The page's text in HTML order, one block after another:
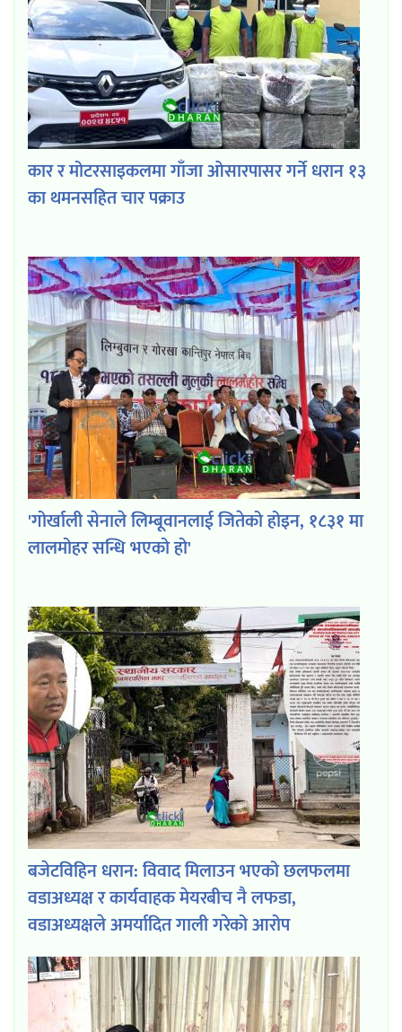
कार र मोटरसाइकलमा गाँजा ओसारपासर गर्ने धरान १३
का थमनसहित चार पक्राउ
'गोर्खाली सेनाले लिम्बूवानलाई जितेको होइन, १८३१ मा
लालमोहर सन्धि भएको हो'
बजेटविहिन धरान: विवाद मिलाउन भएको छलफलमा
वडाअध्यक्ष र कार्यवाहक मेयरबीच नै लफडा,
वडाअध्यक्षले अमर्यादित गाली गरेको आरोप